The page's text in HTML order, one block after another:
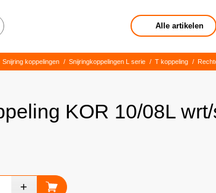
Alle artikelen
Snijring koppelingen / Snijringkoppelingen L serie / T koppeling /
KOR 10/08L